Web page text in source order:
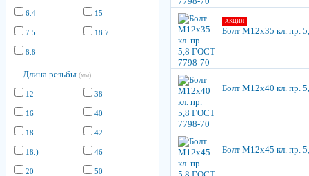
6.4
7.5
8.8
15
18.7
Длина резьбы (мм)
12
16
18
18.)
20
38
40
42
46
50
АКЦИЯ
Болт М12х35 кл. пр.
Болт М12х40 кл. пр.
Болт М12х45 кл. пр.